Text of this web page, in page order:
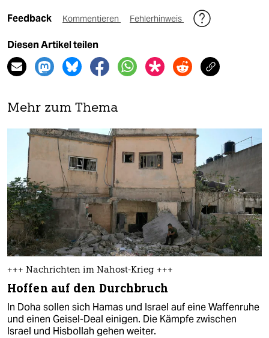
Feedback Kommentieren Fehlerhinweis
Diesen Artikel teilen
Mehr zum Thema
+++ Nachrichten im Nahost-Krieg +++
Hoffen auf den Durchbruch
In Doha sollen sich Hamas und Israel auf eine Waffenruhe
und einen Geisel-Deal einigen. Die Kämpfe zwischen
Israel und Hisbollah gehen weiter.